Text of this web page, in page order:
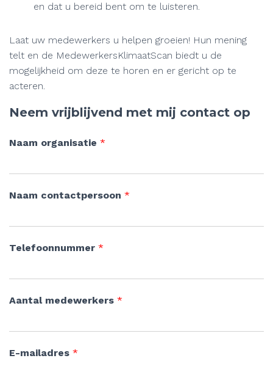
en dat u bereid bent om te luisteren.
Laat uw medewerkers u helpen groeien! Hun mening
telt en de MedewerkersKlimaatScan biedt u de
mogelijkheid om deze te horen en er gericht op te
acteren.
Neem vrijblijvend met mij contact op
Naam organisatie *
Naam contactpersoon *
Telefoonnummer *
Aantal medewerkers *
E-mailadres *